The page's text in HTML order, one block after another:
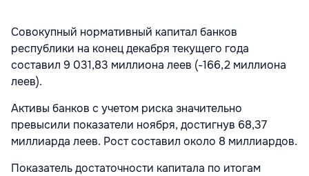
Совокупный нормативный капитал банков
республики на конец декабря текущего года
составил 9 031,83 миллиона леев (-166,2 миллиона
леев).
Активы банков с учетом риска значительно
превысили показатели ноября, достигнув 68,37
миллиарда леев. Рост составил около 8 миллиардов.
Показатель достаточности капитала по итогам